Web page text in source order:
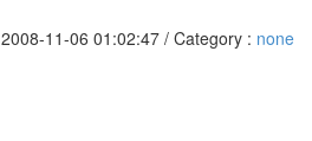
11-06 01:02:47 / Category : none